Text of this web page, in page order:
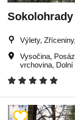
Výlety,
Vysočina,
vrchovina, Dolní